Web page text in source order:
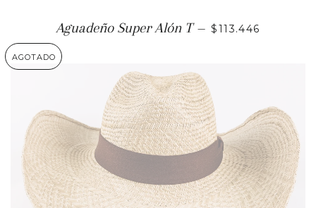
Aguadeño Super Alón T — PRECIO
$113.446
AGOTADO